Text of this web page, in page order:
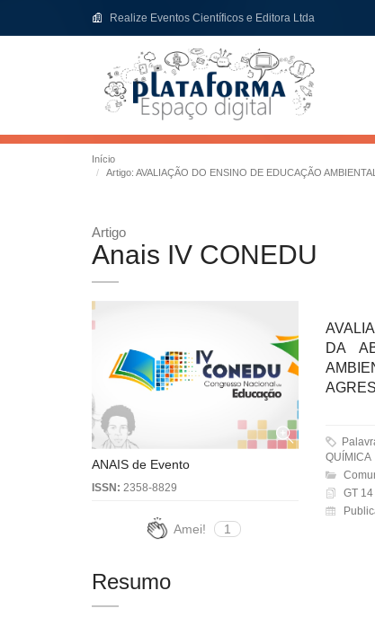
Realize Eventos Científicos e Editora Ltda
Início
Artigo: AVALIAÇÃO DO ENSINO DE EDUCAÇÃO
Artigo
Anais IV CONEDU
ANAIS de Evento
ISSN: 2358-8829
Amei! 1
DA
QUÍMICA
GT
Resumo